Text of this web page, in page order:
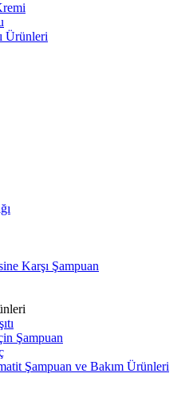
Ürünleri
Karşı Şampuan
Şampuan
Şampuan ve Bakım Ürünleri